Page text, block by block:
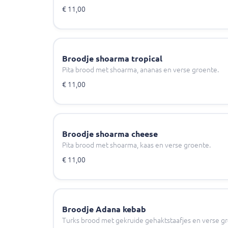
€ 11,00
Broodje shoarma tropical
Pita brood met shoarma, ananas en verse groente.
€ 11,00
Broodje shoarma cheese
Pita brood met shoarma, kaas en verse groente.
€ 11,00
Broodje Adana kebab
Turks brood met gekruide gehaktstaafjes en verse